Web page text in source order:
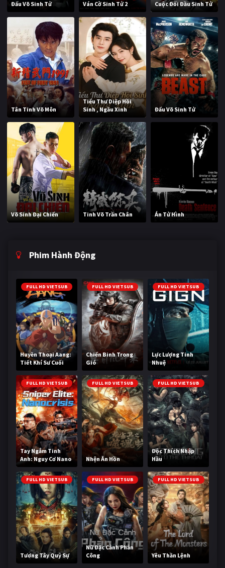
Đấu Võ Sinh Tử Ván Cờ Sinh Tử 2 Cuộc Đối Đầu Sinh Tử
Tân Tinh Võ Môn
Tiểu Thư Diệp Hồi
Sinh , Ngầu Xinh
Đấu Võ Sinh Tử
Võ Sinh Đại Chiến Tinh Võ Trần Chân Án Tử Hình
Phim Hành Động
FULL HD VIETSUB
Huyền Thoại Aang:
Tiết Khí Sư Cuối
Cùng
FULL HD VIETSUB
Chiến Binh Trong
Gió
FULL HD VIETSUB
Lực Lượng Tinh
Nhuệ
FULL HD VIETSUB
Tay Ngắm Tinh
Anh: Nguy Cơ Nano
FULL HD VIETSUB
Nhện Ăn Hồn
FULL HD VIETSUB
Độc Thích Nhập
Hầu
FULL HD VIETSUB
Tương Tây Quỷ Sự
FULL HD VIETSUB
Nữ Đặc Cảnh Phản
Công
FULL HD VIETSUB
Yêu Thần Lệnh